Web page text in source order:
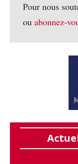
Pour nous
ou abonnez-